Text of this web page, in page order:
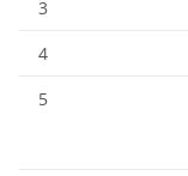
3
4
5